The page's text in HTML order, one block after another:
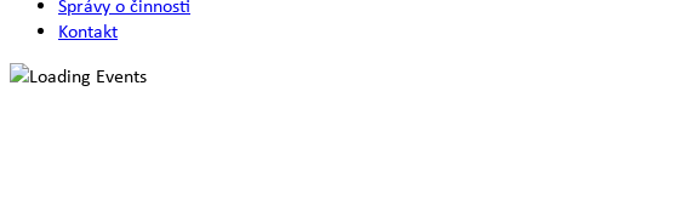
Správy o činnosti
Kontakt